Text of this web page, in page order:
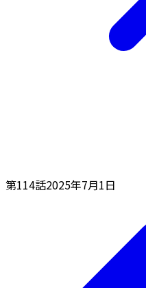
第114話2025年7月1日